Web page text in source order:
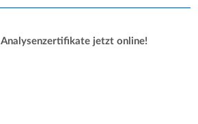
Analysenzertifikate jetzt online!